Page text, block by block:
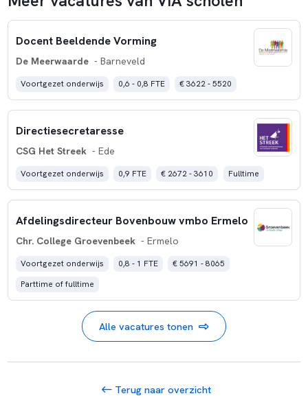
Docent Beeldende Vorming
De Meerwaarde - Barneveld
Voortgezet onderwijs 0,6 - 0,8 FTE € 3622 - 5520
Directiesecretaresse
CSG Het Streek - Ede
Voortgezet onderwijs 0,9 FTE € 2672 - 3610 Fulltime
Afdelingsdirecteur Bovenbouw vmbo Ermelo
Chr. College Groevenbeek - Ermelo
Voortgezet onderwijs 0,8 - 1 FTE
€ 5691 - 8065
Parttime of fulltime
Alle vacatures tonen
Terug naar overzicht